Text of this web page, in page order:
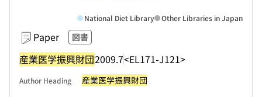
Paper 図書
産業医学振興財団2009.7<EL171-J121>
National Diet Library Other Libraries in Japan
Author Heading 産業医学振興財団